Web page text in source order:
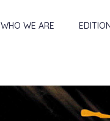
WHO WE ARE